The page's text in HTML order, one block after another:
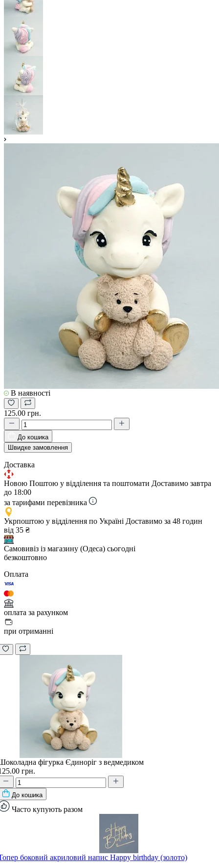
В наявності
125.00 грн.
До кошика
Швидке замовлення
Доставка
Новою Поштою у відділення та поштомати Доставимо завтра
до 18:00
за тарифами перевізника
Укрпоштою у відділення по Україні Доставимо за 48 годин
від 35 ₴
Самовивіз із магазину (Одеса) сьогодні
безкоштовно
Оплата
оплата за рахунком
при отриманні
фігурка Єдиноріг з ведмедиком
грн.
До кошика
Часто купують разом
боковий акриловий напис Happy birthday (золото)